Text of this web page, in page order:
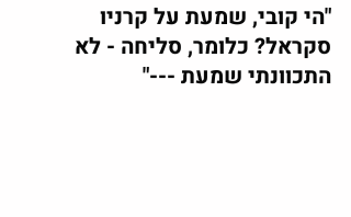
"הי קובי, שמעת על קרניו
סקראל? כלומר, סליחה - לא
התכוונתי שמעת ---"